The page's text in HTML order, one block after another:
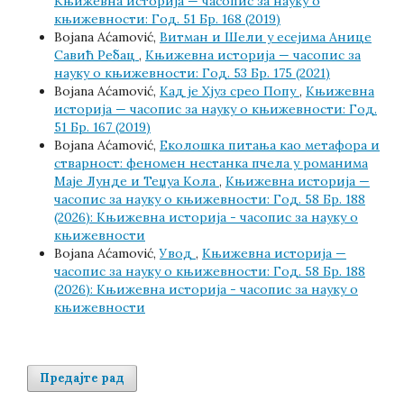
књижевности: Год. 51 Бр. 168 (2019)
Bojana Aćamović, Витман и Шели у есејима Анице
Савић Ребац , Књижевна историја — часопис за
науку о књижевности: Год. 53 Бр. 175 (2021)
Bojana Aćamović, Кад је Хјуз срео Попу, Књижевна
историја — часопис за науку о књижевности: Год.
51 Бр. 167 (2019)
Bojana Aćamović, Еколошка питања као метафора и
стварност: феномен нестанка пчела у романима
Маје Лунде и Теџуа Кола , Књижевна историја —
часопис за науку о књижевности: Год. 58 Бр. 188
(2026): Књижевна историја - часопис за науку о
књижевности
Bojana Aćamović,Увод , Књижевна историја —
часопис за науку о књижевности: Год. 58 Бр. 188
(2026): Књижевна историја - часопис за науку о
књижевности
Предајте рад